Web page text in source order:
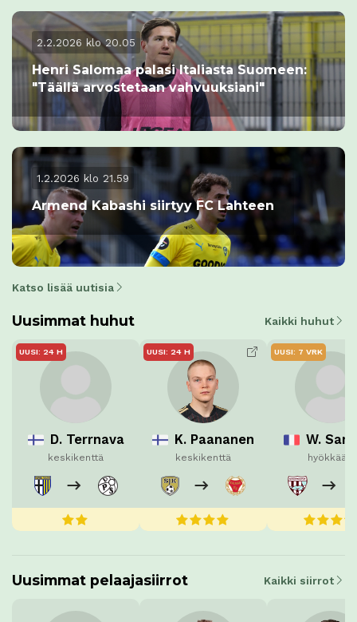
2.2.2026 klo 20.05
Henri Salomaa palasi Italiasta Suomeen:
"Täällä arvostetaan vahvuuksiani"
1.2.2026 klo 21.59
Armend Kabashi siirtyy FC Lahteen
Katso lisää uutisia
Uusimmat huhut Kaikki huhut
UUSI: 24 H
D. Terrnava
keskikenttä
UUSI: 24 H
K. Paananen
keskikenttä
UUSI: 7 VRK
W.
hyökkääjä
Uusimmat pelaajasiirrot Kaikki siirrot